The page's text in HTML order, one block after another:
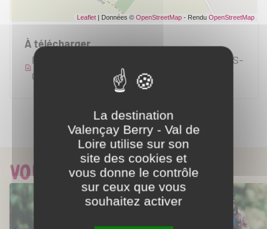
Leaflet | Données © OpenStreetMap - Rendu OpenStreetMap
À télécharger
FICHE-RANDO-CHABRIS-11KM-BOUCLE-DES-
GOUJONNEAUX
Partager ce contenu
Vous aimerez aussi...
La destination
Valençay Berry - Val de
Loire utilise sur son
site des cookies et
vous donne le contrôle
sur ceux que vous
souhaitez activer